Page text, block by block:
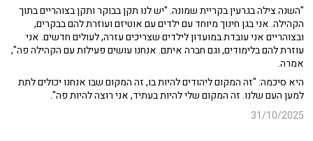
"השנה צילה בגרעין בקריית שמונה. "יש לנו תקן בבוקר ותקן בצוהריים בתוך
הקהילה. אני בגן חינוך מיוחד עם ילדים עם אוטיזם ועוזרת להם בבקרים,
ובצוהריים אני עובדת במועדון לילדים שצריכים עזרה, לעולים חדשים. אני
עוזרת להם בלימודים, וגם חברה איתם. אנחנו עושים פעילות עם הקהילה פה",
אמרה.
היא סיכמה: "זה המקום ליהודים להיות בו, זה המקום שבו אנחנו יכולים לתת
למען העם שלנו. זה המקום שלי להיות בעתיד, אני רוצה להיות פה".
31/10/2025